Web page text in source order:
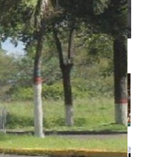
Ediciones anteriores